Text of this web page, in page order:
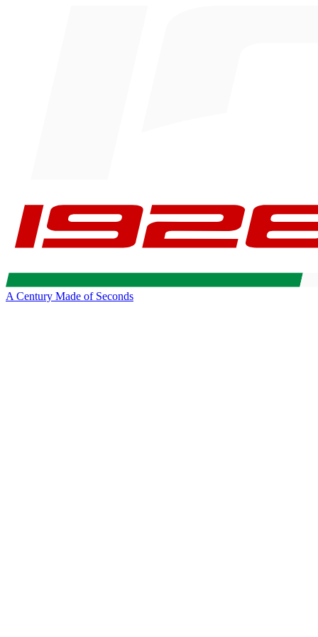
A Century Made of Seconds